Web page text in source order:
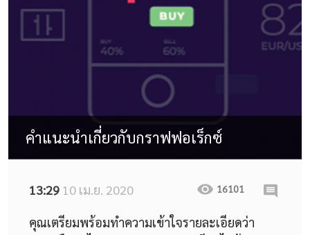
คำแนะนำเกี่ยวกับกราฟฟอเร็กซ์
13:29 10 เม.ย. 2020 16101
คุณเตรียมพร้อมทำความเข้าใจรายละเอียดว่า